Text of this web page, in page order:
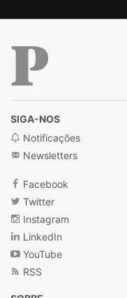
SIGA-NOS
Notificações
Newsletters
Facebook
Twitter
Instagram
LinkedIn
YouTube
RSS